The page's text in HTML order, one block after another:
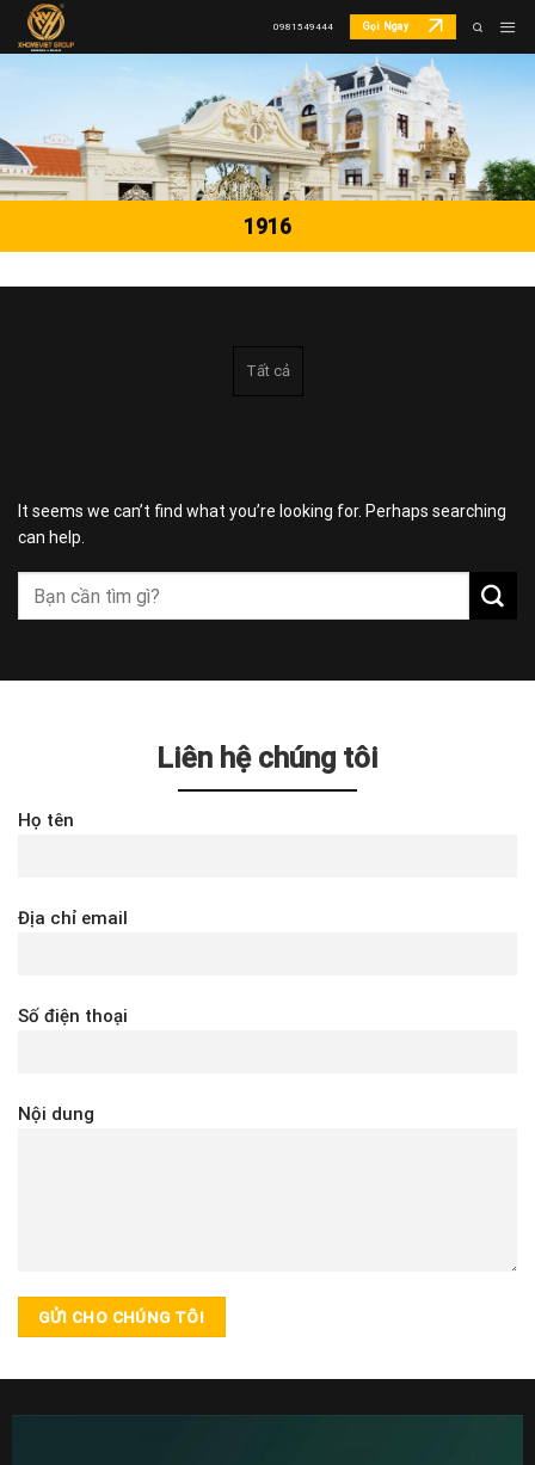
Skip
0981549444 Gọi Ngay
1916
Tất cả
It seems we can’t find what you’re looking for. Perhaps searching
can help.
Liên hệ chúng tôi
Họ tên
Địa chỉ email
Số điện thoại
Nội dung